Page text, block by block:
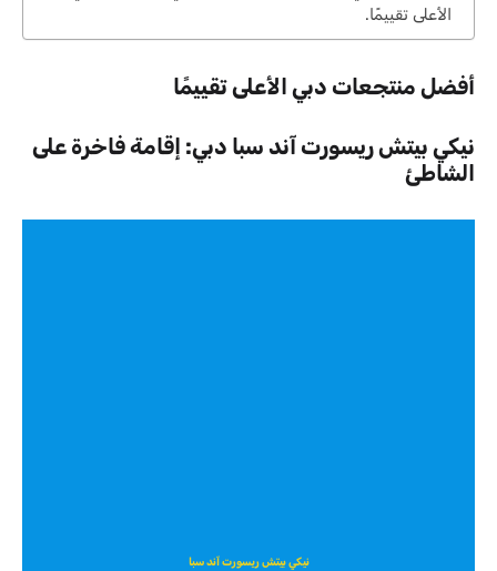
الأعلى تقييمًا.
أفضل منتجعات دبي الأعلى تقييمًا
نيكي بيتش ريسورت آند سبا دبي: إقامة فاخرة على
الشاطئ
نيكي بيتش ريسورت آند سبا